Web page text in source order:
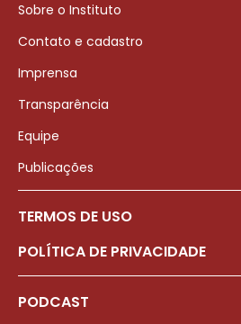
Sobre o Instituto
Contato e cadastro
Imprensa
Transparência
Equipe
Publicações
TERMOS DE USO
POLÍTICA DE PRIVACIDADE
PODCAST